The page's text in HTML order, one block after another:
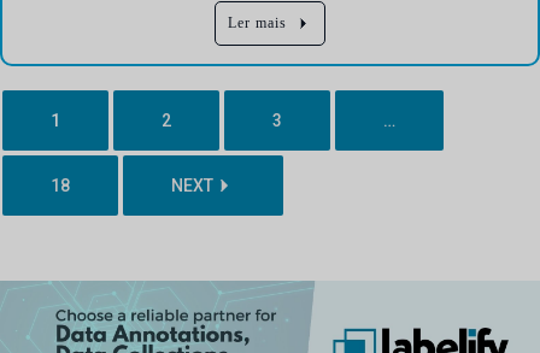
Ler mais
1 2 3 …
18 NEXT